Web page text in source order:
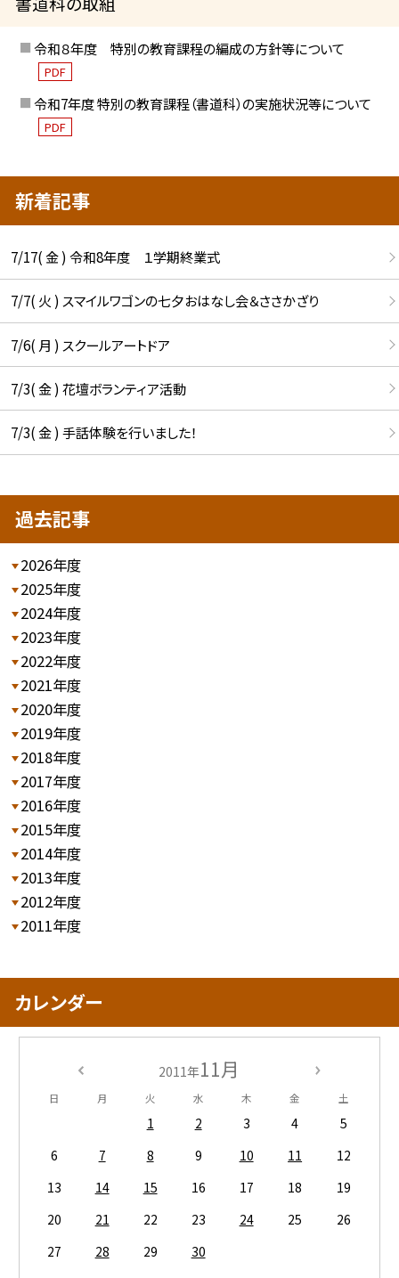
令和８年度 特別の教育課程の編成の方針等について
PDF
令和7年度 特別の教育課程（書道科）の実施状況等について
PDF
新着記事
7/17( 金 ) 令和8年度 １学期終業式
7/7( 火 ) スマイルワゴンの七夕おはなし会＆ささかざり
7/6( 月 ) スクールアートドア
7/3( 金 ) 花壇ボランティア活動
7/3( 金 ) 手話体験を行いました！
過去記事
2026年度
2025年度
2024年度
2023年度
2022年度
2021年度
2020年度
2019年度
2018年度
2017年度
2016年度
2015年度
2014年度
2013年度
2012年度
2011年度
カレンダー
2011年11月
日 月 火 水 木 金 土
1 2 3 4
5
6
7 8 9 10 11
12
13
14 15 16 17 18
19
20
21 22 23 24 25
26
27
28 29 30